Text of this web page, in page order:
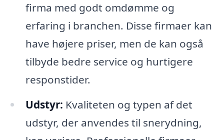
firma med godt omdømme og
erfaring i branchen. Disse firmaer kan
have højere priser, men de kan også
tilbyde bedre service og hurtigere
responstider.
Udstyr: Kvaliteten og typen af det
udstyr, der anvendes til snerydning,